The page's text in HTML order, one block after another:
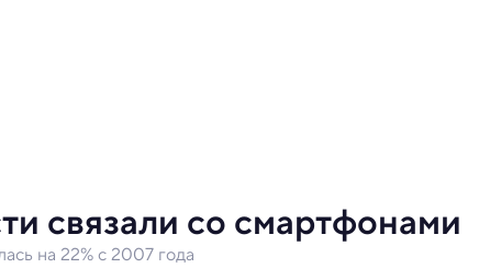
связали со смартфонами
на 22% с 2007 года